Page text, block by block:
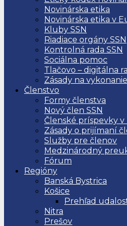
Novinárska etika
Novinárska etika v
Kluby SSN
Riadiace orgány SSN
Kontrolná rada SSN
Sociálna pomoc
Tlačovo – digitálna
Zásady na
Členstvo
Formy členstva
Nový člen SSN
Členské príspevky
Zásady o prijímaní
Služby pre členov
Medzinárodný
Fórum
Regióny
Banská Bystrica
Košice
Prehľad
Nitra
Prešov